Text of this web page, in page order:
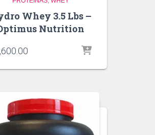
Whey 3.5 Lbs –
Nutrition